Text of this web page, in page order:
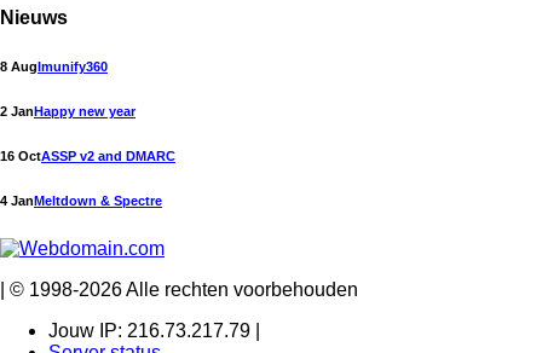
Nieuws
8 AugImunify360
2 JanHappy new year
16 OctASSP v2 and DMARC
4 JanMeltdown & Spectre
| © 1998-2026 Alle rechten voorbehouden
Jouw IP: 216.73.217.79 |